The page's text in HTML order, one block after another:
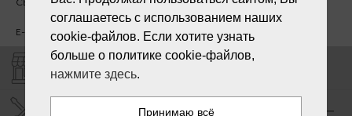
СБ - ВС - выходной
E-mail: info@laiksjewellery.lv
СЕРВИС ЦЕНТР "LAIKS"
соглашаетесь с использованием наших
cookie-файлов. Если хотите узнать
больше о политике cookie-файлов,
нажмите здесь.